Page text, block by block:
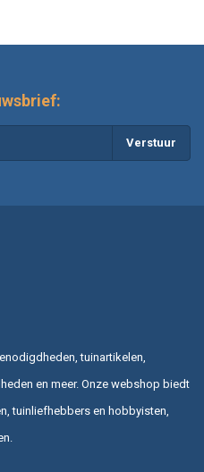
Verstuur
tuinartikelen,
en meer. Onze webshop biedt
tuinliefhebbers en hobbyisten,